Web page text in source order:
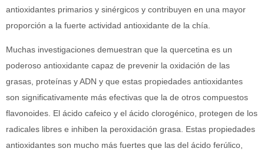
antioxidantes primarios y sinérgicos y contribuyen en una mayor
proporción a la fuerte actividad antioxidante de la chía.
Muchas investigaciones demuestran que la quercetina es un
poderoso antioxidante capaz de prevenir la oxidación de las
grasas, proteínas y ADN y que estas propiedades antioxidantes
son significativamente más efectivas que la de otros compuestos
flavonoides. El ácido cafeico y el ácido clorogénico, protegen de los
radicales libres e inhiben la peroxidación grasa. Estas propiedades
antioxidantes son mucho más fuertes que las del ácido ferúlico,